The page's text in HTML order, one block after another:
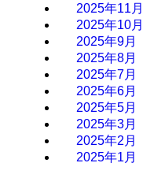
2025年11月
2025年10月
2025年9月
2025年8月
2025年7月
2025年6月
2025年5月
2025年3月
2025年2月
2025年1月